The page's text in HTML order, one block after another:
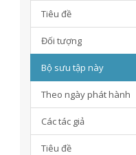
Tiêu đề
Đối tượng
Bộ sưu tập này
Theo ngày phát hành
Các tác giả
Tiêu đề